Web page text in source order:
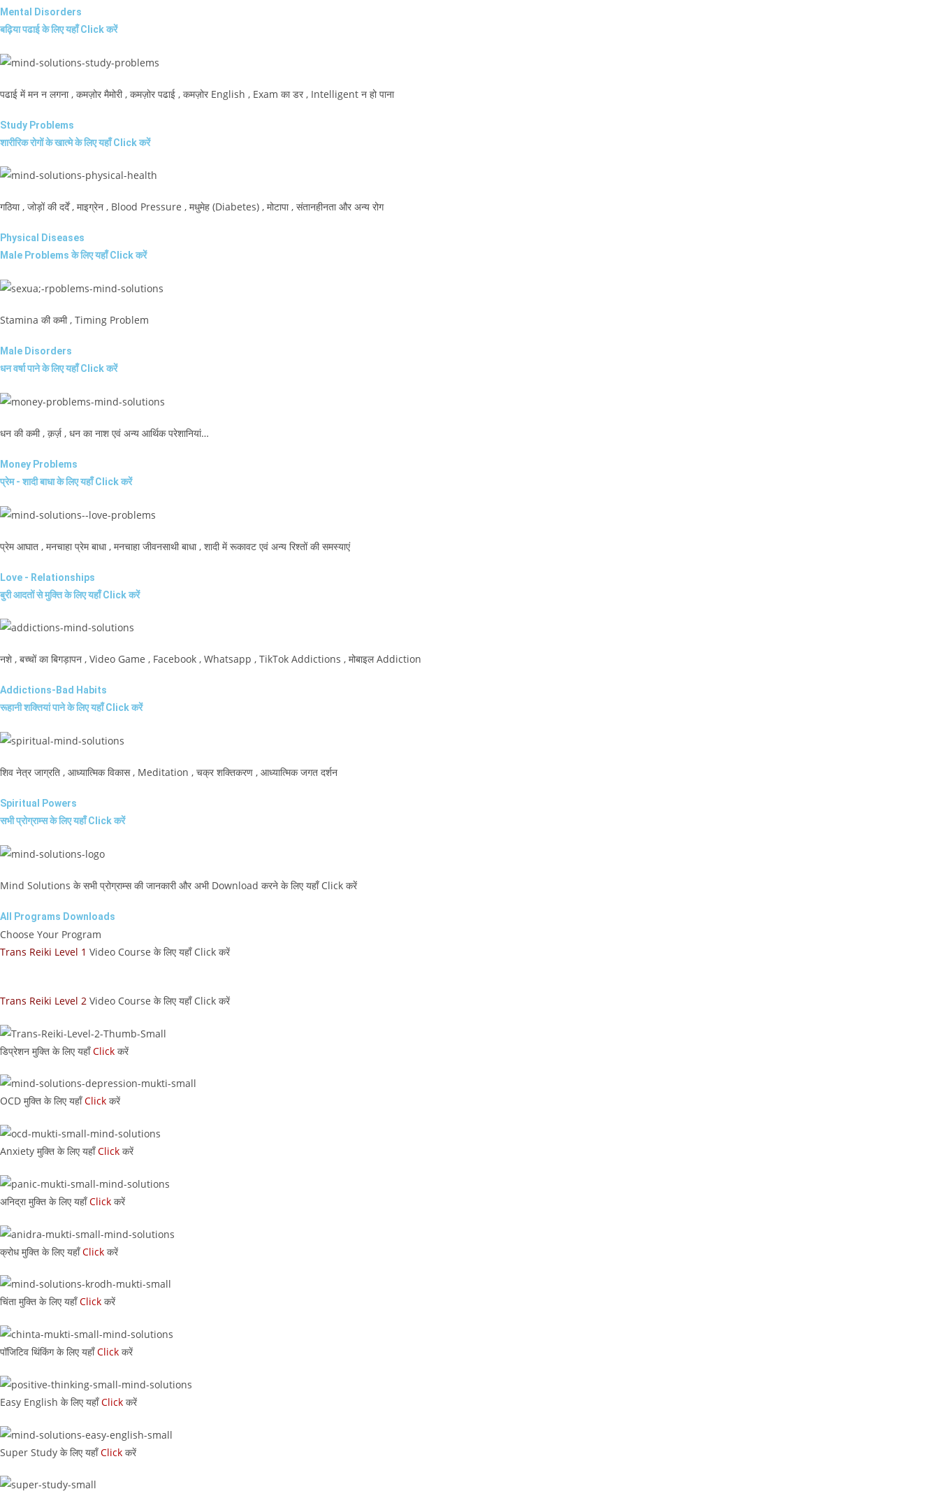
Mental Disorders
बढ़िया पढाई के लिए यहाँ Click करें
पढाई में मन न लगना , कमज़ोर मैमोरी , कमज़ोर पढाई , कमज़ोर English , Exam का डर , Intelligent न हो पाना
Study Problems
शारीरिक रोगों के खात्मे के लिए यहाँ Click करें
गठिया , जोड़ों की दर्दें , माइग्रेन , Blood Pressure , मधुमेह (Diabetes) , मोटापा , संतानहीनता और अन्य रोग
Physical Diseases
Male Problems के लिए यहाँ Click करें
Stamina की कमी , Timing Problem
Male Disorders
धन वर्षा पाने के लिए यहाँ Click करें
धन की कमी , क़र्ज़ , धन का नाश एवं अन्य आर्थिक परेशानियां…
Money Problems
प्रेम - शादी बाधा के लिए यहाँ Click करें
प्रेम आघात , मनचाहा प्रेम बाधा , मनचाहा जीवनसाथी बाधा , शादी में रूकावट एवं अन्य रिश्तों की समस्याएं
Love - Relationships
बुरी आदतों से मुक्ति के लिए यहाँ Click करें
नशे , बच्चों का बिगड़ापन , Video Game , Facebook , Whatsapp , TikTok Addictions , मोबाइल Addiction
Addictions-Bad Habits
रूहानी शक्तियां पाने के लिए यहाँ Click करें
शिव नेत्र जाग्रति , आध्यात्मिक विकास , Meditation , चक्र शक्तिकरण , आध्यात्मिक जगत दर्शन
Spiritual Powers
सभी प्रोग्राम्स के लिए यहाँ Click करें
Mind Solutions के सभी प्रोग्राम्स की जानकारी और अभी Download करने के लिए यहाँ Click करें
All Programs Downloads
Choose Your Program
Trans Reiki Level 1 Video Course के लिए यहाँ Click करें
Trans Reiki Level 2 Video Course के लिए यहाँ Click करें
डिप्रेशन मुक्ति के लिए यहाँClick करें
OCD मुक्ति के लिए यहाँClick करें
Anxiety मुक्ति के लिए यहाँClick करें
अनिद्रा मुक्ति के लिए यहाँClick करें
क्रोध मुक्ति के लिए यहाँClick करें
चिंता मुक्ति के लिए यहाँClick करें
पॉजिटिव थिंकिंग के लिए यहाँClick करें
Easy English के लिए यहाँClick करें
Super Study के लिए यहाँClick करें